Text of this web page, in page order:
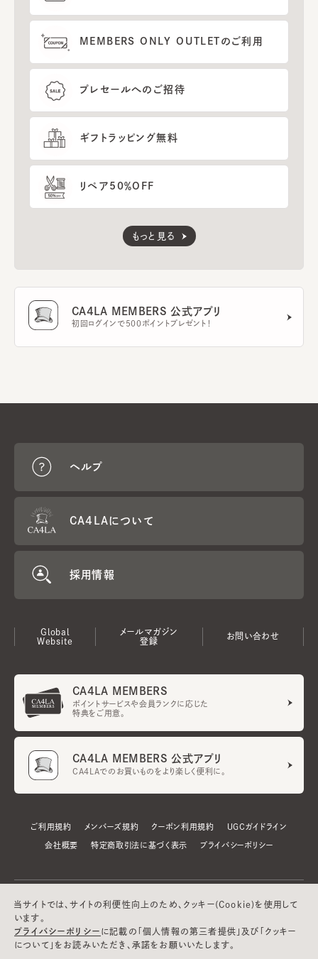
MEMBERS ONLY OUTLETのご利用
プレセールへのご招待
ギフトラッピング無料
リペア50％OFF
もっと見る
CA4LA MEMBERS 公式アプリ
初回ログインで500ポイントプレゼント！
ヘルプ
CA4LAについて
採用情報
Global
Website
メールマガジン
登録
お問い合わせ
CA4LA MEMBERS
ポイントサービスや会員ランクに応じた
特典をご用意。
CA4LA MEMBERS 公式アプリ
CA4LAでのお買いものをより楽しく便利に。
ご利用規約 メンバーズ規約 クーポン利用規約 UGCガイドライン
会社概要 特定商取引法に基づく表示 プライバシーポリシー
当サイトでは、サイトの利便性向上のため、クッキー(Cookie)を使用して
います。
プライバシーポリシー に記載の「個人情報の第三者提供」及び「クッキー
について」をお読みいただき、承諾をお願いいたします。